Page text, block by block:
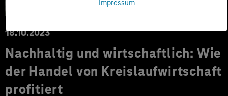
Impressum
18.10.2023
Nachhaltig und wirtschaftlich: Wie
der Handel von Kreislaufwirtschaft
profitiert